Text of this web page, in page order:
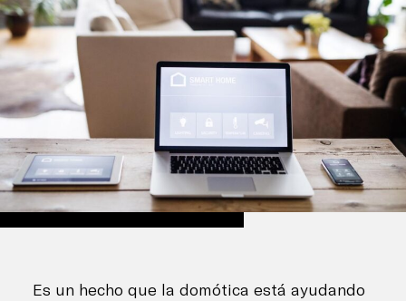
Es un hecho que la domótica está ayudando